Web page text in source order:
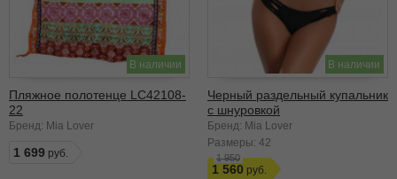
В наличии
Пляжное полотенце LC42108-
22
Бренд: Mia Lover
1 699
В наличии
Черный раздельный купальник
с шнуровкой
Бренд: Mia Lover
Размеры: 42
1 950
1 560